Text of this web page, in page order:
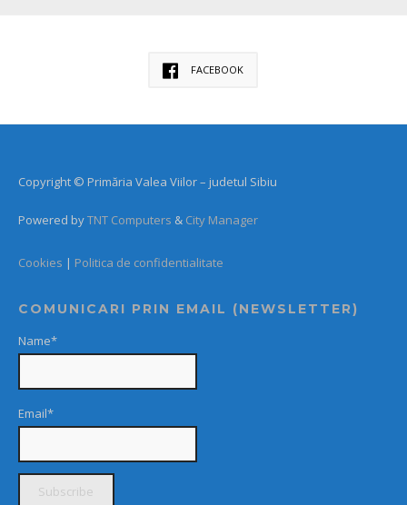
FACEBOOK
Copyright © Primăria Valea Viilor – judetul Sibiu
Powered byTNT Computers & City Manager
Cookies | Politica de confidentialitate
COMUNICARI PRIN EMAIL (NEWSLETTER)
Name*
Email*